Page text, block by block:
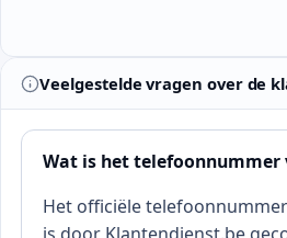
Veelgestelde vragen over de
Wat is het telefoonnummer
Het officiële